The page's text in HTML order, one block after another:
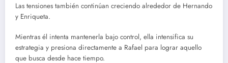
Las tensiones también continúan creciendo alrededor de Hernando
y Enriqueta.
Mientras él intenta mantenerla bajo control, ella intensifica su
estrategia y presiona directamente a Rafael para lograr aquello
que busca desde hace tiempo.